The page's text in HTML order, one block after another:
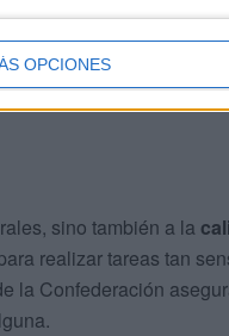
OPCIONES
tiempo legalmente
sino también a la
realizar tareas tan
la Confederación